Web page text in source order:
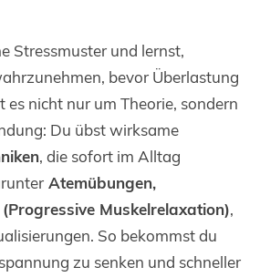
Stressmuster und lernst,
bevor Überlastung
es nicht nur um Theorie, sondern
Du übst wirksame
, die sofort im Alltag
Atemübungen,
Muskelrelaxation),
So bekommst du
zu senken und schneller